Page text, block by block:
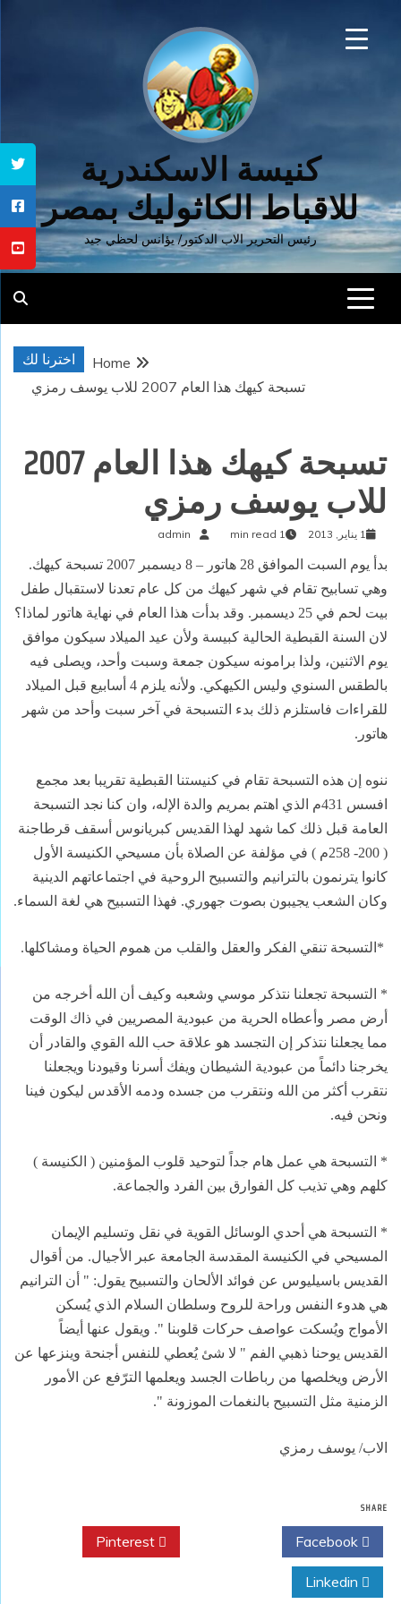
كنيسة الاسكندرية
للاقباط الكاثوليك بمصر
رئيس التحرير الاب الدكتور/ يؤانس لحظي جيد
اخترنا لك
Home
تسبحة كيهك هذا العام 2007 للاب يوسف رمزي
تسبحة كيهك هذا العام 2007
للاب يوسف رمزي
1 يناير, 2013 1 min read
admin
بدأ يوم السبت الموافق 28 هاتور – 8 ديسمبر 2007 تسبحة كيهك.
وهي تسابيح تقام في شهر كيهك من كل عام تعدنا لاستقبال طفل
بيت لحم في 25 ديسمبر. وقد بدأت هذا العام في نهاية هاتور لماذا؟
لان السنة القبطية الحالية كبيسة ولأن عيد الميلاد سيكون موافق
يوم الاثنين، ولذا برامونه سيكون جمعة وسبت وأحد، ويصلى فيه
بالطقس السنوي وليس الكيهكي. ولأنه يلزم 4 أسابيع قبل الميلاد
للقراءات فاستلزم ذلك بدء التسبحة في آخر سبت وأحد من شهر
هاتور.
ننوه إن هذه التسبحة تقام في كنيستنا القبطية تقريبا بعد مجمع
افسس 431م الذي اهتم بمريم والدة الإله، وان كنا نجد التسبحة
العامة قبل ذلك كما شهد لهذا القديس كبريانوس أسقف قرطاجنة
( 200- 258م ) في مؤلفة عن الصلاة بأن مسيحي الكنيسة الأول
كانوا يترنمون بالترانيم والتسبيح الروحية في اجتماعاتهم الدينية
وكان الشعب يجيبون بصوت جهوري. فهذا التسبيح هي لغة السماء.
*التسبحة تنقي الفكر والعقل والقلب من هموم الحياة ومشاكلها.
* التسبحة تجعلنا نتذكر موسي وشعبه وكيف أن الله أخرجه من
أرض مصر وأعطاه الحرية من عبودية المصريين في ذاك الوقت
مما يجعلنا نتذكر إن التجسد هو علاقة حب الله القوي والقادر أن
يخرجنا دائماً من عبودية الشيطان ويفك أسرنا وقيودنا ويجعلنا
نتقرب أكثر من الله ونتقرب من جسده ودمه الأقدس ليكون فينا
ونحن فيه.
* التسبحة هي عمل هام جداً لتوحيد قلوب المؤمنين ( الكنيسة )
كلهم وهي تذيب كل الفوارق بين الفرد والجماعة.
* التسبحة هي أحدي الوسائل القوية في نقل وتسليم الإيمان
المسيحي في الكنيسة المقدسة الجامعة عبر الأجيال. من أقوال
القديس باسيليوس عن فوائد الألحان والتسبيح يقول: " أن الترانيم
هي هدوء النفس وراحة للروح وسلطان السلام الذي يُسكن
الأمواج ويُسكت عواصف حركات قلوبنا ". ويقول عنها أيضاً
القديس يوحنا ذهبي الفم " لا شئ يُعطي للنفس أجنحة وينزعها عن
الأرض ويخلصها من رباطات الجسد ويعلمها الترّفع عن الأمور
الزمنية مثل التسبيح بالنغمات الموزونة ".
الاب/ يوسف رمزي
SHARE